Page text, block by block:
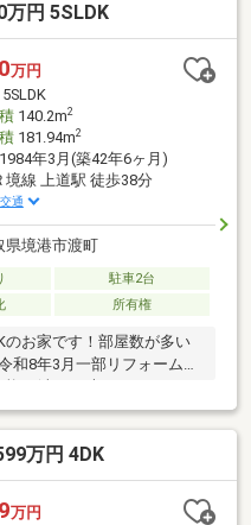
万円 5SLDK
万円
5SLDK
140.2m2
181.94m2
1984年3月(築42年6ヶ月)
境線 上道駅 徒歩38分
通
県境港市渡町
駐車2台
所有権
のお家です！部屋数が多い
和8年3月一部リフォーム済
！(車両の大きさによる）
■ドラッグストアウェルネ
境港店まで車で約5分※リフ
様をご紹介いたします。
万円 4DK
万円